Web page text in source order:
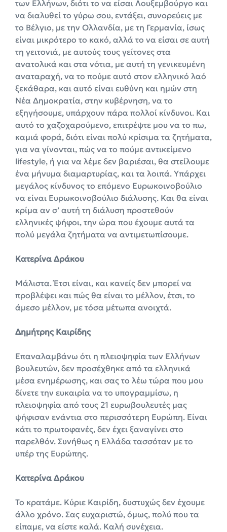
των Ελλήνων, διότι το να είσαι Λουξεμβούργο και
να διαλυθεί το γύρω σου, εντάξει, συνορεύεις με
το Βέλγιο, με την Ολλανδία, με τη Γερμανία, ίσως
είναι μικρότερο το κακό, αλλά το να είσαι σε αυτή
τη γειτονιά, με αυτούς τους γείτονες στα
ανατολικά και στα νότια, με αυτή τη γενικευμένη
αναταραχή, να το πούμε αυτό στον ελληνικό λαό
ξεκάθαρα, και αυτό είναι ευθύνη και ημών στη
Νέα Δημοκρατία, στην κυβέρνηση, να το
εξηγήσουμε, υπάρχουν πάρα πολλοί κίνδυνοι. Και
αυτό το χαζοχαρούμενο, επιτρέψτε μου να το πω,
καμιά φορά, διότι είναι πολύ κρίσιμα τα ζητήματα,
για να γίνονται, πώς να το πούμε αντικείμενο
lifestyle, ή για να λέμε δεν βαριέσαι, θα στείλουμε
ένα μήνυμα διαμαρτυρίας, και τα λοιπά. Υπάρχει
μεγάλος κίνδυνος το επόμενο Ευρωκοινοβούλιο
να είναι Ευρωκοινοβούλιο διάλυσης. Και θα είναι
κρίμα αν σ’ αυτή τη διάλυση προστεθούν
ελληνικές ψήφοι, την ώρα που έχουμε αυτά τα
πολύ μεγάλα ζητήματα να αντιμετωπίσουμε.
Κατερίνα Δράκου
Μάλιστα. Έτσι είναι, και κανείς δεν μπορεί να
προβλέψει και πώς θα είναι το μέλλον, έτσι, το
άμεσο μέλλον, με τόσα μέτωπα ανοιχτά.
Δημήτρης Καιρίδης
Επαναλαμβάνω ότι η πλειοψηφία των Ελλήνων
βουλευτών, δεν προσέχθηκε από τα ελληνικά
μέσα ενημέρωσης, και σας το λέω τώρα που μου
δίνετε την ευκαιρία να το υπογραμμίσω, η
πλειοψηφία από τους 21 ευρωβουλευτές μας
ψήφισαν ενάντια στο περισσότερη Ευρώπη. Είναι
κάτι το πρωτοφανές, δεν έχει ξαναγίνει στο
παρελθόν. Συνήθως η Ελλάδα τασσόταν με το
υπέρ της Ευρώπης.
Κατερίνα Δράκου
Το κρατάμε. Κύριε Καιρίδη, δυστυχώς δεν έχουμε
άλλο χρόνο. Σας ευχαριστώ, όμως, πολύ που τα
είπαμε, να είστε καλά. Καλή συνέχεια.